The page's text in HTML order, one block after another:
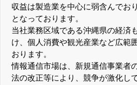
収益は製造業を中心に弱含んでお
となっております。
当社業務区域である沖縄県の経済
け、個人消費や観光産業など広範
おります。
情報通信市場は、新規通信事業者
法の改正等により、競争が激化し